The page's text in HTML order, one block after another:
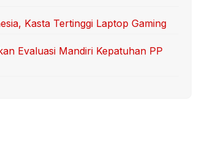
Kasta Tertinggi Laptop Gaming
Evaluasi Mandiri Kepatuhan PP